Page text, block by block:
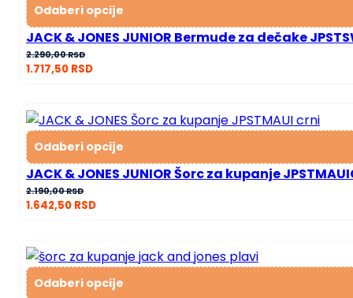
Odaberi opcije
JACK & JONES JUNIOR Bermude za dečake
2.290,00RSD
1.717,50 RSD
Odaberi opcije
JACK & JONES JUNIOR Šorc za kupanje
2.190,00RSD
1.642,50 RSD
Odaberi opcije